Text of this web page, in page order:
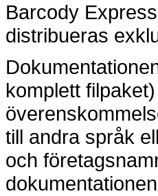
Barcody
distribueras
komplett
till andra språk
och